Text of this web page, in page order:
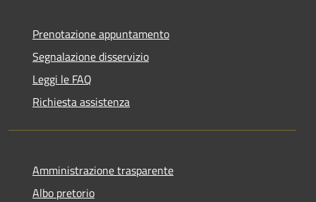
Prenotazione appuntamento
Segnalazione disservizio
Leggi le FAQ
Richiesta assistenza
Amministrazione trasparente
Albo pretorio